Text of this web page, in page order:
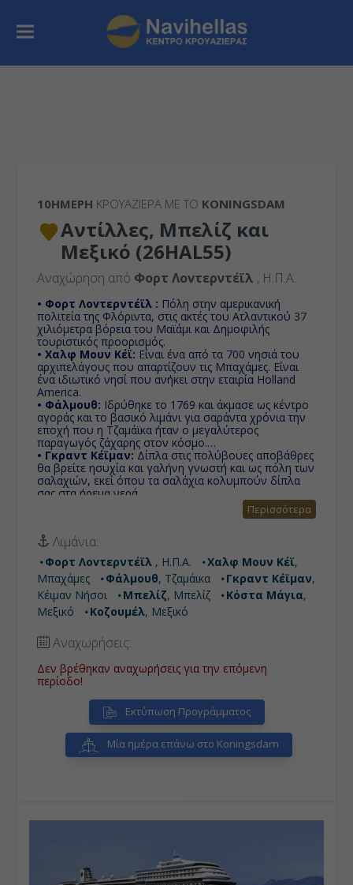
10ΉΜΕΡΗ ΚΡΟΥΑΖΙΕΡΑ ΜΕ ΤΟ KONINGSDAM
Αντίλλες, Μπελίζ και
Μεξικό (26HAL55)
Αναχώρηση από Φορτ Λοvτερντέϊλ , Η.Π.Α.
• Φορτ Λοvτερντέϊλ : Πόλη στην αμερικανική
πολιτεία της Φλόριντα, στις ακτές του Ατλαντικού 37
χιλιόμετρα βόρεια του Μαϊάμι και Δημοφιλής
τουριστικός προορισμός.
• Χαλφ Μουν Κέϊ: Είναι ένα από τα 700 νησιά του
αρχιπελάγους που απαρτίζουν τις Μπαχάμες. Είναι
ένα ιδιωτικό νησί που ανήκει στην εταιρία Holland
America.
• Φάλμουθ: Ιδρύθηκε το 1769 και άκμασε ως κέντρο
αγοράς και το βασικό λιμάνι για σαράντα χρόνια την
εποχή που η Τζαμάϊκα ήταν ο μεγαλύτερος
παραγωγός ζάχαρης στον κόσμο.
• Γκραντ Κέϊμαν:Δίπλα στις πολύβουες αποβάθρες
θα βρείτε ησυχία και γαλήνη γνωστή και ως πόλη των
σαλαχιών, εκεί όπου τα σαλάχια κολυμπούν δίπλα
σας στα ήρεμα νερά.
Τα αποτελέσματα για τον τουρισμό με
γνώμονα την οικονομία της Μπελίζ υπήρξαν
σημαντικά, καθώς για πρώτη φορά στην ιστορία του,
το Μπελίζ τη χρονιά του 2012 καλωσόρισε ένα
εκατομμύριο τουρίστες σε ένα έτος.
• Κόστα Μάγια:Μικρή τουριστική περιοχή της
πολιτείας Quintana Roo του Μεξικού, μοιάζει με
ιδιωτικό νησί φτιαγμένο ειδικά για τους επιβάτες των
κρουαζιερόπλοιων.
• Κοζουμέλ:Νησί του Μεξικού στην Καραϊβική
βρίσκεται πάνω στο δεύτερο μεγαλύτερο
κοραλλιογενή ύφαλο του κόσμου. Ετοιμαστείτε για
καταγάλανα νερά δίπλα σε δελφίνια και θαλάσσια
σπορ!
Περισσότερα
Λιμάνια:
Φορτ Λοvτερντέϊλ , Η.Π.Α. Χαλφ Μουν Κέϊ,
Μπαχάμες
Φάλμουθ, Τζαμάικα Γκραντ Κέϊμαν,
Κέιμαν Νήσοι
Μπελίζ, Μπελίζ Κόστα Μάγια,
Μεξικό
Κοζουμέλ, Μεξικό
Αναχωρήσεις:
Δεν βρέθηκαν αναχωρήσεις για την επόμενη
περίοδο!
Εκτύπωση Προγράμματος
Μία ημέρα επάνω στο Koningsdam